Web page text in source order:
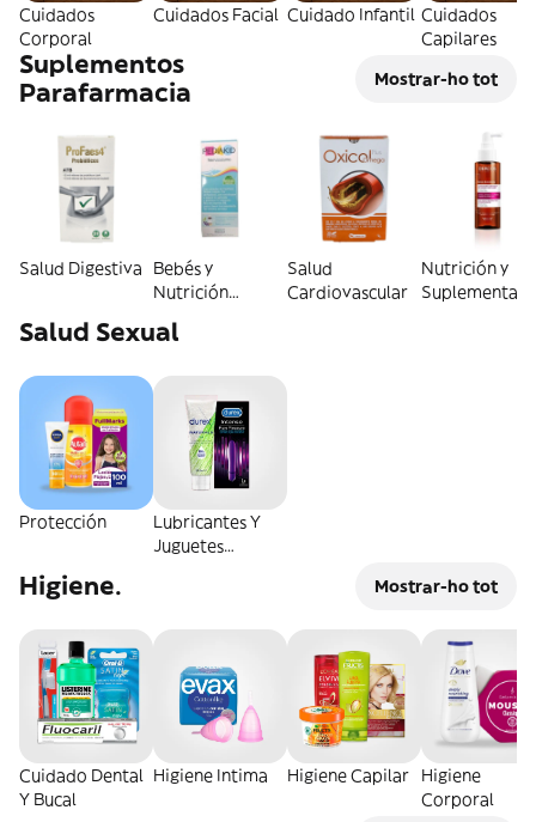
Cuidados
Corporal
Cuidados Facial Cuidado Infantil Cuidados
Capilares
Suplementos
Parafarmacia
Mostrar-ho tot
Salud Digestiva
Bebés y
Nutrición
Salud
Cardiovascular
Nutrición y
Salud Sexual
Protección
Lubricantes Y
Juguetes
Higiene. Mostrar-ho tot
Cuidado Dental
Y Bucal
Higiene Intima Higiene Capilar
Higiene
Corporal